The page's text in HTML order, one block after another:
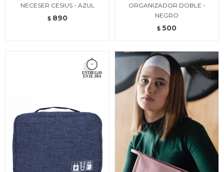
NECESER CESIUS - AZUL
$ 890
ORGANIZADOR DOBLE -
NEGRO
$ 500